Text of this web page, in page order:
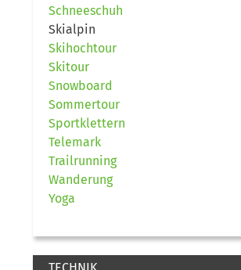
Schneeschuh
Skialpin
Skihochtour
Skitour
Snowboard
Sommertour
Sportklettern
Telemark
Trailrunning
Wanderung
Yoga